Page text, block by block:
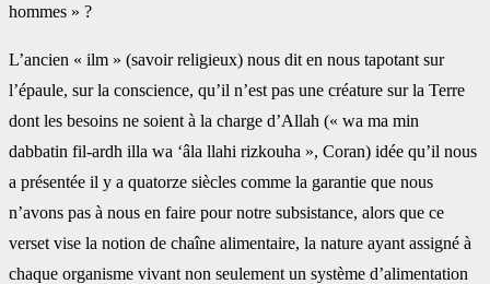
hommes » ?‎
L’ancien « ilm » (savoir religieux) nous dit en nous tapotant sur
l’épaule, sur la conscience, ‎qu’il n’est pas une créature sur la Terre
dont les besoins ne soient à la charge d’Allah (« wa ‎ma min
dabbatin fil-ardh illa wa ‘âla llahi rizkouha », Coran) idée qu’il nous
a présentée il y ‎a quatorze siècles comme la garantie que nous
n’avons pas à nous en faire pour notre ‎subsistance, alors que ce
verset vise la notion de chaîne alimentaire, la nature ayant assigné ‎à
chaque organisme vivant non seulement un système d’alimentation